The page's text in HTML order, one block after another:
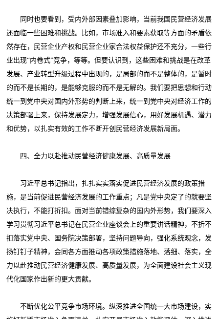
同时也要看到，受内外部因素叠加影响，当前我国民营经济发展
还面临一些困难和挑战。比如，市场准入和要素获取等方面的矛盾依
然存在，民营企业产权和民营企业家合法权益保护还不充分，一些行
业出现“内卷式”竞争，等等。但要认识到，这些困难和挑战是在改革
发展、产业转型升级过程中出现的，是局部的而不是整体的，是暂时
的而不是长期的，是能够克服的而不是无解的。我们要把思想和行动
统一到党中央对国内外形势的判断上来，统一到党中央对经济工作的
决策部署上来，保持发展定力，增强发展信心，用好发展机遇、潜力
和优势，以扎实有效的工作不断开创民营经济发展新局面。
四、全力以赴推动民营经济健康发展、高质量发展
习近平总书记指出，扎扎实实落实促进民营经济发展的政策措
施，是当前促进民营经济发展的工作重点；凡是党中央定了的就要坚
决执行，不能打折扣。面对当前错综复杂的国内外形势，我们要深入
学习贯彻习近平总书记在民营企业座谈会上的重要讲话精神，不折不
扣落实党中央、国务院决策部署，坚持问题导向，强化系统观念，发
扬钉钉子精神，会同各方面推动各项政策措施落地、落细、落实，全
力以赴推动民营经济健康发展、高质量发展，为全面建设社会主义现
代化国家作出新的更大贡献。
不断优化公平竞争市场环境。纵深推进全国统一大市场建设，实